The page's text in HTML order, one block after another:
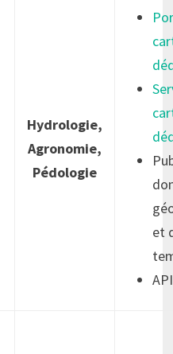
Hydrologie,
Agronomie,
Pédologie
et